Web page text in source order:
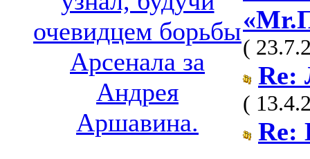
очевидцем борьбы
Арсенала за
Андрея
Аршавина.
(
Re:
(
Re: